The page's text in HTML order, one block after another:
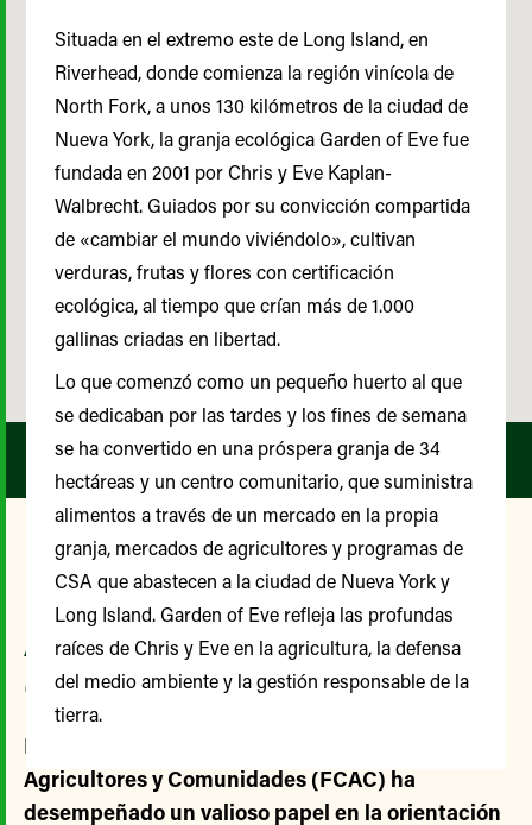
Nuestro Comité Asesor de
Agricultores y
Comunidades
Desde su creación, el Comité Asesor de
Agricultores y Comunidades (FCAC) ha
desempeñado un valioso papel en la orientación
Situada en el extremo este de Long Island, en
Riverhead, donde comienza la región vinícola de
North Fork, a unos 130 kilómetros de la ciudad de
Nueva York, la granja ecológica Garden of Eve fue
fundada en 2001 por Chris y Eve Kaplan-
Walbrecht. Guiados por su convicción compartida
de «cambiar el mundo viviéndolo», cultivan
verduras, frutas y flores con certificación
ecológica, al tiempo que crían más de 1.000
gallinas criadas en libertad.
Lo que comenzó como un pequeño huerto al que
se dedicaban por las tardes y los fines de semana
se ha convertido en una próspera granja de 34
hectáreas y un centro comunitario, que suministra
alimentos a través de un mercado en la propia
granja, mercados de agricultores y programas de
CSA que abastecen a la ciudad de Nueva York y
Long Island. Garden of Eve refleja las profundas
raíces de Chris y Eve en la agricultura, la defensa
del medio ambiente y la gestión responsable de la
tierra.